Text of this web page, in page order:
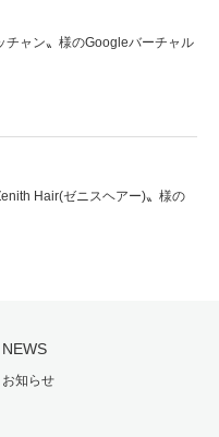
チャン〟様のGoogleバーチャル
Hair(ゼニスヘアー)〟様の
NEWS
お知らせ